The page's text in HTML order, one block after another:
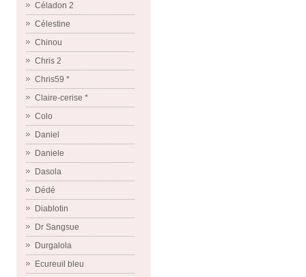
Céladon 2
Célestine
Chinou
Chris 2
Chris59 *
Claire-cerise *
Colo
Daniel
Daniele
Dasola
Dédé
Diablotin
Dr Sangsue
Durgalola
Ecureuil bleu